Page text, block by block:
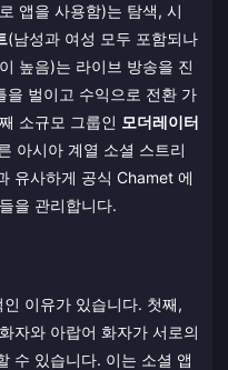
앱을 사용함)는 탐색, 시
(남성과 여성 모두 포함되나
높음)는 라이브 방송을 진
을 벌이고 수익으로 전환 가
소규모 그룹인 모더레이터
아시아 계열 소셜 스트리
유사하게 공식 Chamet 에
을 관리합니다.
이유가 있습니다. 첫째,
자와 아랍어 화자가 서로의
수 있습니다. 이는 소셜 앱